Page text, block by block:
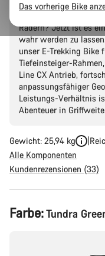
Du träumst schon
Rädern? Jetzt ist es
wahr werden zu
unser E-Trekking Bike
Tiefeinsteiger-
Line CX Antrieb,
anpassungsfähiger
Leistungs-Verhältnis
Abenteuer in
Gewicht: 25,94 kg
Alle Komponenten
Kundenrezensionen (33)
Produktkonfiguration
Farbe:Tundra
Das vorherige Bike